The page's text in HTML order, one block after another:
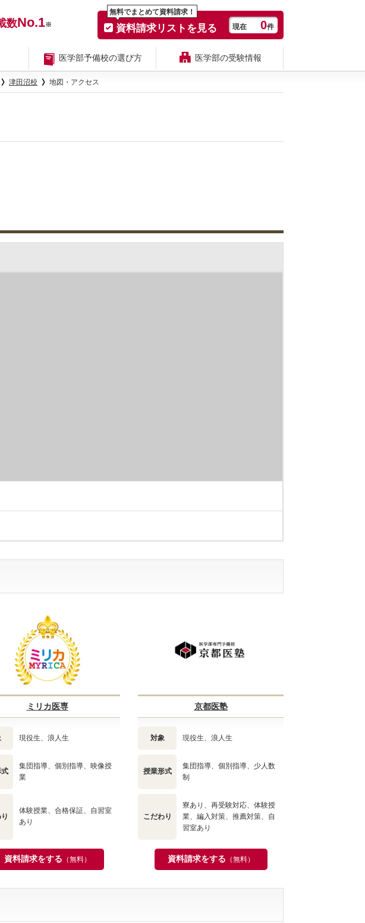
数No.1※
無料でまとめて資料請求！
資料請求リストを見る 現在 0件
医学部予備校の選び方 医学部の受験情報
津田沼校 地図・アクセス
ミリカ医専
現役生、浪人生
集団指導、個別指導、映像授
業
体験授業、合格保証、自習室
あり
資料請求をする （無料）
京都医塾
対象 現役生、浪人生
授業形式
集団指導、個別指導、少人数
制
こだわり
寮あり、再受験対応、体験授
業、編入対策、推薦対策、自
習室あり
資料請求をする （無料）